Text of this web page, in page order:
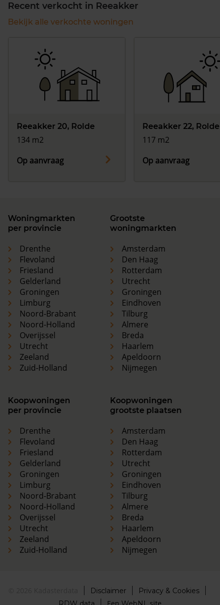
Recent verkocht in Reeakker
Bekijk alle verkochte woningen
Reeakker 20, Rolde
134 m2
Op aanvraag
Reeakker 22, Rolde
117 m2
Op aanvraag
Woningmarkten
per provincie
Drenthe
Flevoland
Friesland
Gelderland
Groningen
Limburg
Noord-Brabant
Noord-Holland
Overijssel
Utrecht
Zeeland
Zuid-Holland
Grootste
woningmarkten
Amsterdam
Den Haag
Rotterdam
Utrecht
Groningen
Eindhoven
Tilburg
Almere
Breda
Haarlem
Apeldoorn
Nijmegen
Koopwoningen
per provincie
Drenthe
Flevoland
Friesland
Gelderland
Groningen
Limburg
Noord-Brabant
Noord-Holland
Overijssel
Utrecht
Zeeland
Zuid-Holland
Koopwoningen
grootste plaatsen
Amsterdam
Den Haag
Rotterdam
Utrecht
Groningen
Eindhoven
Tilburg
Almere
Breda
Haarlem
Apeldoorn
Nijmegen
Disclaimer
Privacy & Cookies